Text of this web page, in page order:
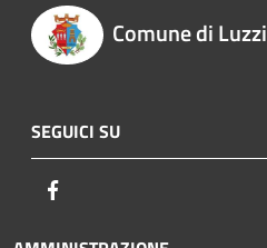
Comune di Luzzi
SEGUICI SU